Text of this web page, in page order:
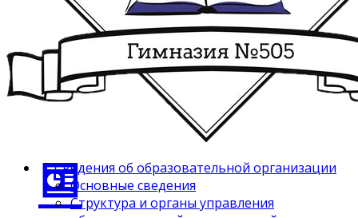
Сведения об образовательной организации
Основные сведения
Структура и органы управления